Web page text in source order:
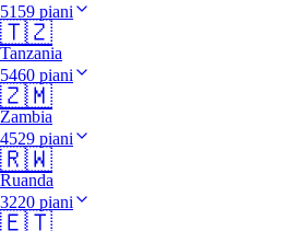
5159 piani
🇹🇿
Tanzania
5460 piani
🇿🇲
Zambia
4529 piani
🇷🇼
Ruanda
3220 piani
🇪🇹